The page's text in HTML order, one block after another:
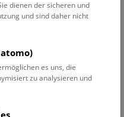
dienen der sicheren und
und sind daher nicht
es uns, die
zu analysieren und